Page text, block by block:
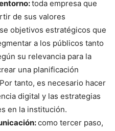
toda empresa que
de sus valores
objetivos estratégicos que
a los públicos tanto
su relevancia para la
una planificación
tanto, es necesario hacer
digital y las estrategias
en la institución.
como tercer paso,